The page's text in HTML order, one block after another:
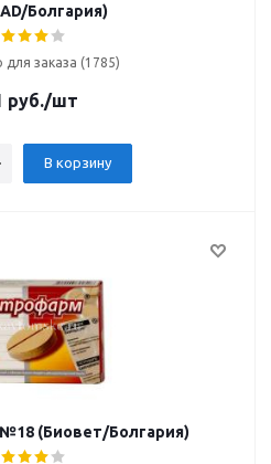
Болгария)
для заказа (1785)
руб./шт
В корзину
(Биовет/Болгария)